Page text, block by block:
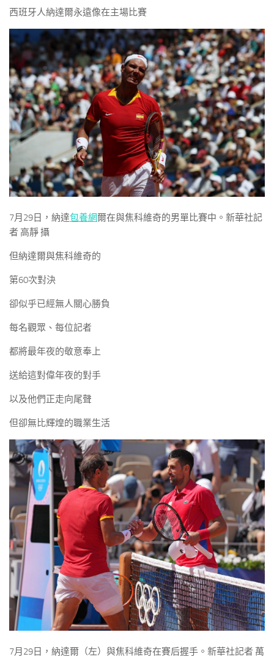
西班牙人納達爾永遠像在主場比賽
7月29日，納達包養網爾在與焦科維奇的男單比賽中。新華社記
者 高靜 攝
但納達爾與焦科維奇的
第60次對決
卻似乎已經無人關心勝負
每名觀眾、每位記者
都將最年夜的敬意奉上
送給這對偉年夜的對手
以及他們正走向尾聲
但卻無比輝煌的職業生活
7月29日，納達爾（左）與焦科維奇在賽后握手。新華社記者 萬